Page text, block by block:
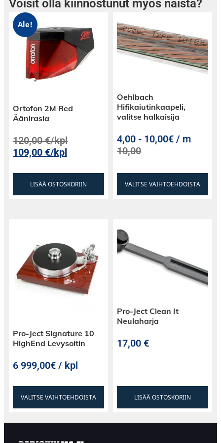
Voisit olla kiinnostunut myös näistä?
Ale!
Ortofon 2M Red
Äänirasia
120,00€/kpl
109,00€/kpl
LISÄÄ OSTOSKORIIN
Oehlbach
Hifikaiutinkaapeli,
valitse halkaisija
4,00 - 10,00€ / m
10,00
VALITSE VAIHTOEHDOISTA
Pro-Ject Signature 10
HighEnd Levysoitin
6 999,00€ / kpl
VALITSE VAIHTOEHDOISTA
Pro-Ject Clean It
Neulaharja
17,00€
LISÄÄ OSTOSKORIIN